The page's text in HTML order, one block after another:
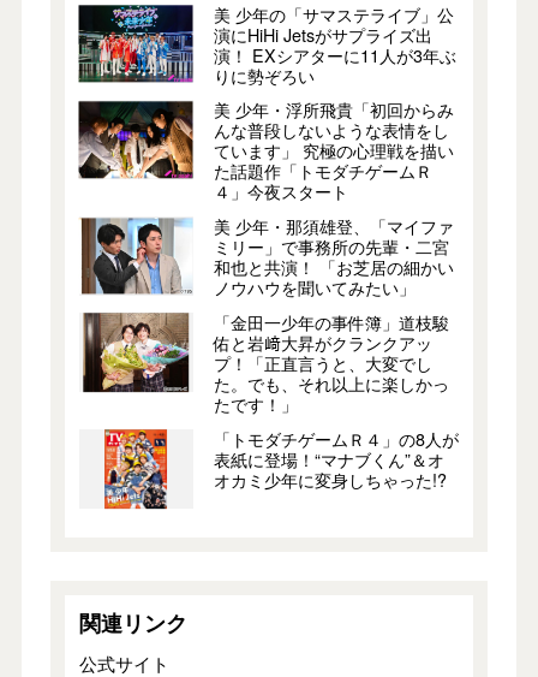
美 少年の「サマステライブ」公
演にHiHi Jetsがサプライズ出
演！ EXシアターに11人が3年ぶ
りに勢ぞろい
美 少年・浮所飛貴「初回からみ
んな普段しないような表情をし
ています」 究極の心理戦を描い
た話題作「トモダチゲームＲ
４」今夜スタート
美 少年・那須雄登、「マイファ
ミリー」で事務所の先輩・二宮
和也と共演！ 「お芝居の細かい
ノウハウを聞いてみたい」
「金田一少年の事件簿」道枝駿
佑と岩﨑大昇がクランクアッ
プ！「正直言うと、大変でし
た。でも、それ以上に楽しかっ
たです！」
「トモダチゲームＲ４」の8人が
表紙に登場！“マナブくん”＆オ
オカミ少年に変身しちゃった!?
関連リンク
公式サイト